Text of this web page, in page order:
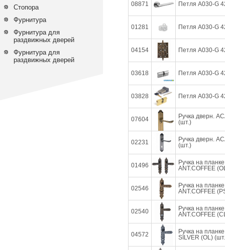
Стопора
Фурнитура
Фурнитура для
раздвижных дверей
Фурнитура для
раздвижных дверей
08871 Петля А030-G
01281 Петля А030-G
04154 Петля А030-G
03618 Петля А030-G
03828 Петля А030-G
07604
Ручка дверн.
(шт.)
02231
Ручка дверн.
(шт.)
01496
Ручка на
ANT.COFFEE
02546
Ручка на
ANT.COFFEE
02540
Ручка на
ANT.COFFEE
04572
Ручка на
SILVER (OL)